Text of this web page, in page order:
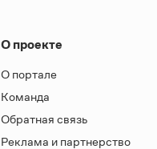
О проекте
О портале
Команда
Обратная связь
Реклама и партнерство